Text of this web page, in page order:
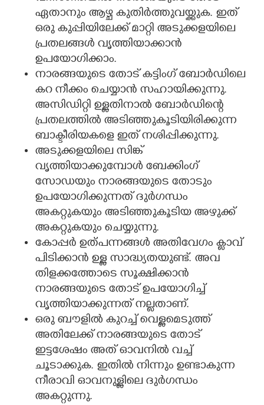
ഏതാനും ആഴ്ച കുതിർത്തുവയ്ക്കുക. ഇത്
ഒരു കുപ്പിയിലേക്ക് മാറ്റി അടുക്കളയിലെ
പ്രതലങ്ങൾ വൃത്തിയാക്കാൻ
ഉപയോഗിക്കാം.
നാരങ്ങയുടെ തോട് കട്ടിംഗ് ബോർഡിലെ
കറ നീക്കം ചെയ്യാൻ സഹായിക്കുന്നു.
അസിഡിറ്റി ഉള്ളതിനാൽ ബോർഡിന്റെ
പ്രതലത്തിൽ അടിഞ്ഞുകൂടിയിരിക്കുന്ന
ബാക്ടീരിയകളെ ഇത് നശിപ്പിക്കുന്നു.
അടുക്കളയിലെ സിങ്ക്
വൃത്തിയാക്കുമ്പോൾ ബേക്കിംഗ്
സോഡയും നാരങ്ങയുടെ തോടും
ഉപയോഗിക്കുന്നത് ദുർഗന്ധം
അകറ്റുകയും അടിഞ്ഞുകൂടിയ അഴുക്ക്
അകറ്റുകയും ചെയ്യുന്നു.
കോപ്പർ ഉത്പന്നങ്ങൾ അതിവേഗം ക്ലാവ്
പിടിക്കാൻ ഉള്ള സാദ്ധ്യതയുണ്ട്. അവ
തിളക്കത്തോടെ സൂക്ഷിക്കാൻ
നാരങ്ങയുടെ തോട് ഉപയോഗിച്ച്
വൃത്തിയാക്കുന്നത് നല്ലതാണ്.
ഒരു ബൗളിൽ കുറച്ച് വെള്ളമെടുത്ത്
അതിലേക്ക് നാരങ്ങയുടെ തോട്
ഇട്ടശേഷം അത് ഓവനിൽ വച്ച്
ചൂടാക്കുക. ഇതിൽ നിന്നും ഉണ്ടാകുന്ന
നീരാവി ഓവനുള്ളിലെ ദുർഗന്ധം
അകറ്റുന്നു.